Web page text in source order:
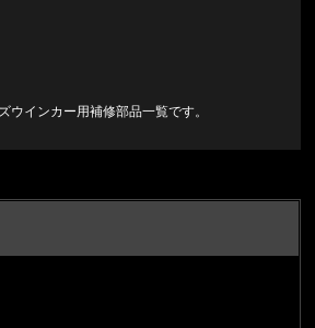
ウインカー用補修部品一覧です。